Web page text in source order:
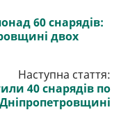
60 снарядів:
двох
Наступна стаття:
40 снарядів по
Дніпропетровщині